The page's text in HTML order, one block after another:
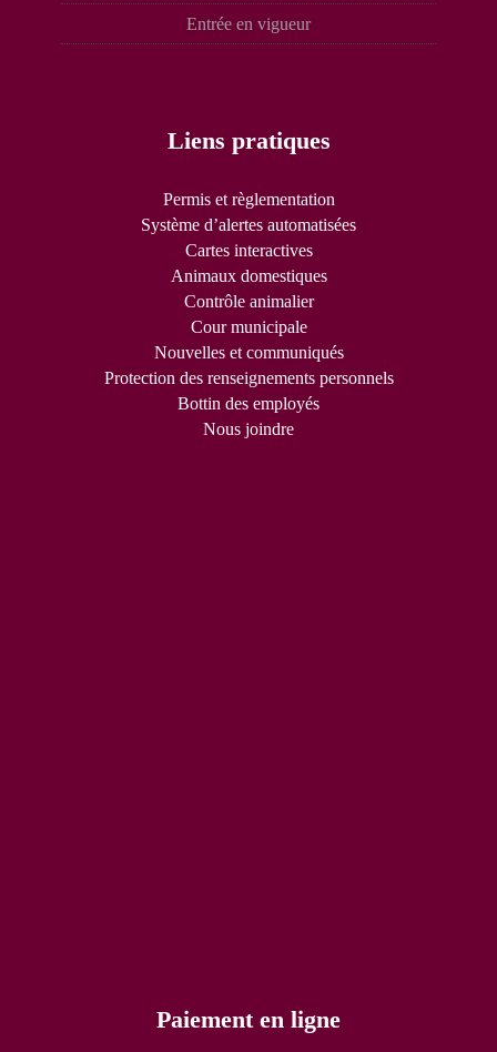
Entrée en vigueur
Liens pratiques
Permis et règlementation
Système d’alertes automatisées
Cartes interactives
Animaux domestiques
Contrôle animalier
Cour municipale
Nouvelles et communiqués
Protection des renseignements personnels
Bottin des employés
Nous joindre
Paiement en ligne